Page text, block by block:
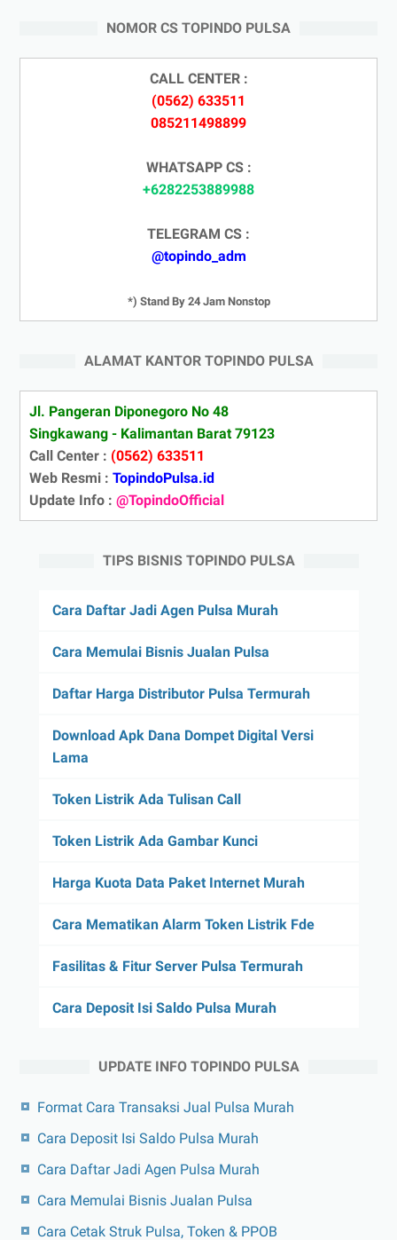
NOMOR CS TOPINDO PULSA
CALL CENTER :
(0562) 633511
085211498899
WHATSAPP CS :
+6282253889988
TELEGRAM CS :
@topindo_adm
*) Stand By 24 Jam Nonstop
ALAMAT KANTOR TOPINDO PULSA
Jl. Pangeran Diponegoro No 48
Singkawang - Kalimantan Barat 79123
Call Center : (0562) 633511
Web Resmi : TopindoPulsa.id
Update Info : @TopindoOfficial
TIPS BISNIS TOPINDO PULSA
Cara Daftar Jadi Agen Pulsa Murah
Cara Memulai Bisnis Jualan Pulsa
Daftar Harga Distributor Pulsa Termurah
Download Apk Dana Dompet Digital Versi
Lama
Token Listrik Ada Tulisan Call
Token Listrik Ada Gambar Kunci
Harga Kuota Data Paket Internet Murah
Cara Mematikan Alarm Token Listrik Fde
Fasilitas & Fitur Server Pulsa Termurah
Cara Deposit Isi Saldo Pulsa Murah
UPDATE INFO TOPINDO PULSA
Format Cara Transaksi Jual Pulsa Murah
Cara Deposit Isi Saldo Pulsa Murah
Cara Daftar Jadi Agen Pulsa Murah
Cara Memulai Bisnis Jualan Pulsa
Cara Cetak Struk Pulsa, Token & PPOB